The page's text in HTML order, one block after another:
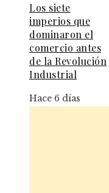
Los siete
imperios que
dominaron el
comercio antes
de la Revolución
Industrial
Hace 6 días